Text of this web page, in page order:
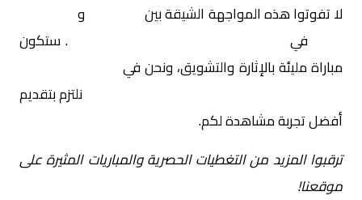
لا تفوتوا هذه المواجهة الشيقة بين و
في
. ستكون
مباراة مليئة بالإثارة والتشويق، ونحن في
نلتزم بتقديم
أفضل تجربة مشاهدة لكم.
ترقبوا المزيد من التغطيات الحصرية والمباريات المثيرة على
موقعنا!